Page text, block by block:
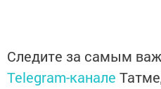
Следите за самым
Telegram-канале